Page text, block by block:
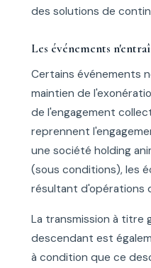
des solutions de
Les événements
Certains événements
maintien de
de l'engagement
reprennent
une société holding
(sous conditions), les
résultant d'opérations
La transmission à titre
descendant est
à condition que ce